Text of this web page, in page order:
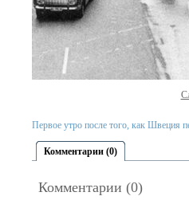
Первое утро после того, как Швеция
Комментарии (0)
Комментарии (0)